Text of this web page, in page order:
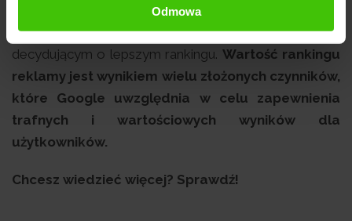
Odmowa
Ważne jest aby zrozumieć, że podniesienie
maksymalnej stawki CPC nie jest jedynym czynnikiem
decydującym o lepszym rankingu. Wartość rankingu
reklamy jest wynikiem wielu złożonych czynników,
które Google uwzględnia w celu zapewnienia
trafnych i wartościowych wyników dla
użytkowników.
Chcesz wiedzieć więcej? Sprawdź!